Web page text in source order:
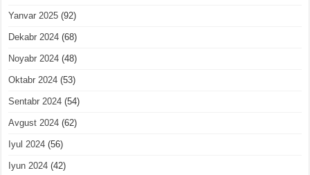
Yanvar 2025 (92)
Dekabr 2024 (68)
Noyabr 2024 (48)
Oktabr 2024 (53)
Sentabr 2024 (54)
Avgust 2024 (62)
Iyul 2024 (56)
Iyun 2024 (42)